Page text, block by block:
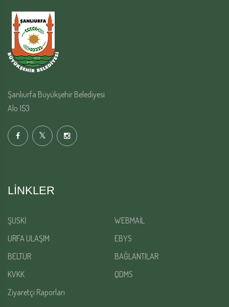
Şanlıurfa Büyükşehir Belediyesi
Alo 153
LINKLER
ŞUSKİ
WEBMAİL
URFA ULAŞIM
EBYS
BELTUR
BAĞLANTILAR
KVKK
QDMS
Ziyaretçi Raporları